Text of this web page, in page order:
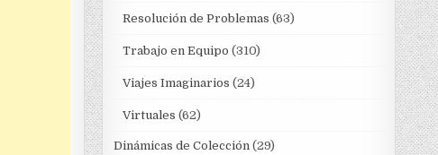
Resolución de Problemas (63)
Trabajo en Equipo (310)
Viajes Imaginarios (24)
Virtuales (62)
Dinámicas de Colección(29)